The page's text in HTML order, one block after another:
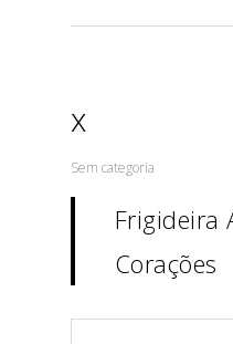
x
Sem categoria
Frigideira
Corações